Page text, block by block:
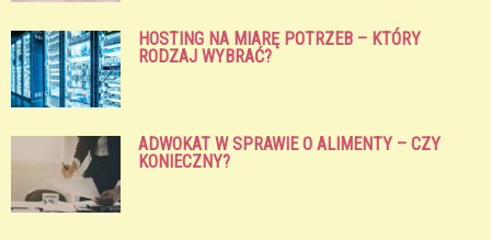
HOSTING NA MIARĘ POTRZEB – KTÓRY
RODZAJ WYBRAĆ?
ADWOKAT W SPRAWIE O ALIMENTY – CZY
KONIECZNY?